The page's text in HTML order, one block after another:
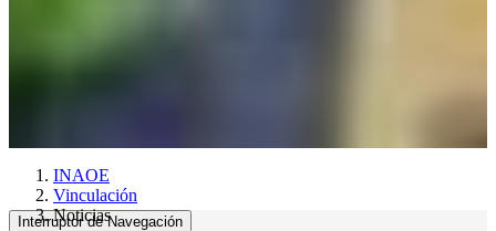
INAOE
Vinculación
Noticias
Interruptor de Navegación